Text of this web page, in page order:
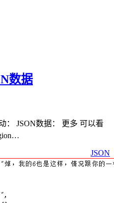
数据
： JSON数据： 更多 可以看
JSON